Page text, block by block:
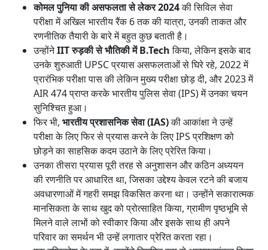
कोमल पुनिया की असफलता से लेकर 2024की सिविल सेवा
परीक्षा में अखिल भारतीय रैंक 6 तक की यात्रा, उनकी ताकत और
रणनीतिक तैयारी के बारे में बहुत कुछ बताती है।
उन्होंनेIIT रुड़की से भौतिकी में B.Techकिया, लेकिन इसके बाद
उनके शुरुआती UPSC प्रयास असफलताओं से घिरे रहे, 2022 में
प्रारंभिक परीक्षा पास की लेकिन मुख्य परीक्षा छोड़ दी, और 2023 में
AIR 474 प्राप्त करके भारतीय पुलिस सेवा (IPS) में उनका चयन
सुनिश्चित हुआ।
फिर भी, भारतीय प्रशासनिक सेवा (IAS)की आकांक्षा ने उन्हें
परीक्षा के लिए फिर से प्रयास करने के लिए IPS प्रशिक्षण को
छोड़ने का साहसिक कदम उठाने के लिए प्रेरित किया।
उनका तीसरा प्रयास पूरी तरह से अनुशासन और कठिन अध्ययन
की रणनीति पर आधारित था, जिसका उद्देश्य केवल रटने की बजाय
अवधारणाओं में गहरी समझ विकसित करना था। उन्होंने सकारात्मक
मानसिकता के साथ खुद को प्रोत्साहित किया, ग्रामीण पृष्ठभूमि से
मिलने वाले लाभों को स्वीकार किया और इसके साथ ही अपने
परिवार का समर्थन भी उन्हें लगातार प्रेरित करता रहा।